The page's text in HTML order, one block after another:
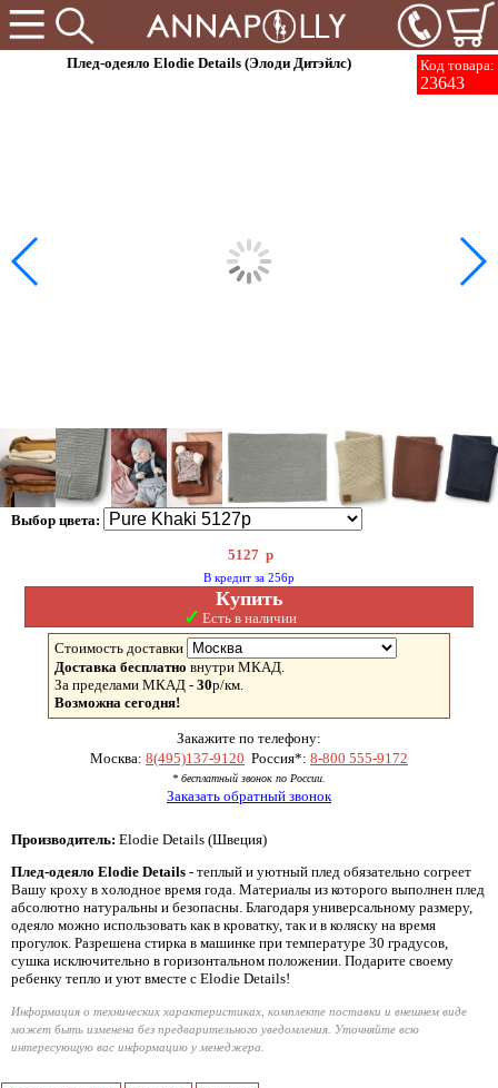
Код товара:
23643
Плед-одеяло Elodie Details (Элоди Дитэйлс)
Выбор цвета:
5127 р
В кредит за 256р
Купить
✓ Есть в наличии
Стоимость доставки
Доставка бесплатно внутри МКАД.
За пределами МКАД - 30р/км.
Возможна сегодня!
Закажите по телефону:
Москва: 8(495)137-9120 Россия*: 8-800 555-9172
* бесплатный звонок по России.
Заказать обратный звонок
Производитель: Elodie Details (Швеция)
Плед-одеяло Elodie Details - теплый и уютный плед обязательно согреет
Вашу кроху в холодное время года. Материалы из которого выполнен плед
абсолютно натуральны и безопасны. Благодаря универсальному размеру,
одеяло можно использовать как в кроватку, так и в коляску на время
прогулок. Разрешена стирка в машинке при температуре 30 градусов,
сушка исключительно в горизонтальном положении. Подарите своему
ребенку тепло и уют вместе с Elodie Details!
Информация о технических характеристиках, комплекте поставки и внешнем виде
может быть изменена без предварительного уведомления. Уточняйте всю
интересующую вас информацию у менеджера.